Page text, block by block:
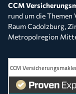
CCM
rund um die
Raum Cadolzburg,
Metropolregion